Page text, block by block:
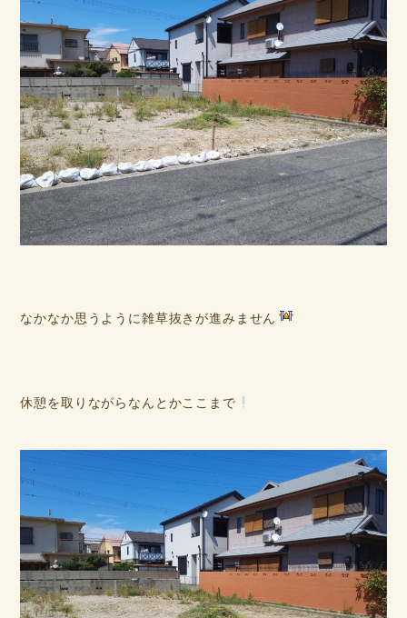
なかなか思うように雑草抜きが進みません
休憩を取りながらなんとかここまで